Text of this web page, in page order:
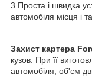
3.Проста і швидка
автомобіля місця і
Захист картера
кузов. При її
автомобіля, об'єм